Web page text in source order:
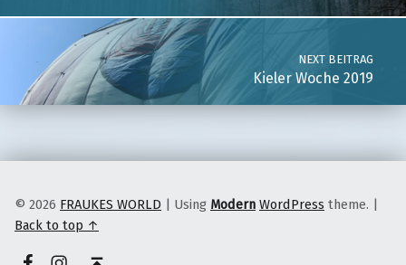
NEXT BEITRAG
Kieler Woche 2019
© 2026 FRAUKES WORLD | Using Modern WordPress theme. |
Back to top ↑